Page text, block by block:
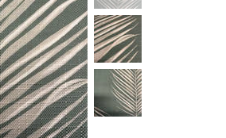
our help center!